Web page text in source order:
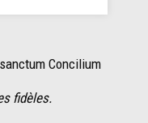
Concilium
fidèles.